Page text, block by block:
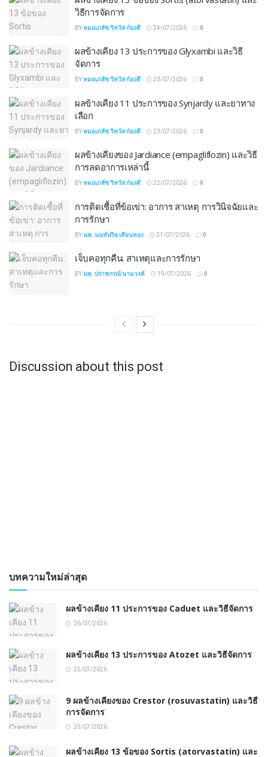
วิธีการจัดการ
BYหมอเภสัช วิทวัส ก๋องดี 24/07/2026 0
ผลข้างเคียง 13 ประการของ Glyxambi และวิธี
จัดการ
BYหมอเภสัช วิทวัส ก๋องดี 23/07/2026 0
ผลข้างเคียง 11 ประการของ Synjardy และยาทาง
เลือก
BYหมอเภสัช วิทวัส ก๋องดี 23/07/2026 0
ผลข้างเคียงของ Jardiance (empagliflozin) และวิธี
การลดอาการเหล่านี้
BYหมอเภสัช วิทวัส ก๋องดี 22/07/2026 0
การติดเชื้อที่ข้อเข่า: อาการ สาเหตุ การวินิจฉัยและ
การรักษา
BYนพ. นนท์ปวิธ เคียนทอง 21/07/2026 0
เจ็บคอทุกคืน: สาเหตุและการรักษา
BYนพ. ปราชกรณ์ นามวงค์ 19/07/2026 0
Discussion about this post
บทความใหม่ล่าสุด
ผลข้างเคียง 11 ประการของ Caduet และวิธีจัดการ
26/07/2026
ผลข้างเคียง 13 ประการของ Atozet และวิธีจัดการ
25/07/2026
9 ผลข้างเคียงของ Crestor (rosuvastatin) และวิธี
การจัดการ
25/07/2026
ผลข้างเคียง 13 ข้อของ Sortis (atorvastatin) และ